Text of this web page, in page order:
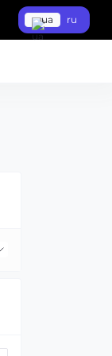
ua ru